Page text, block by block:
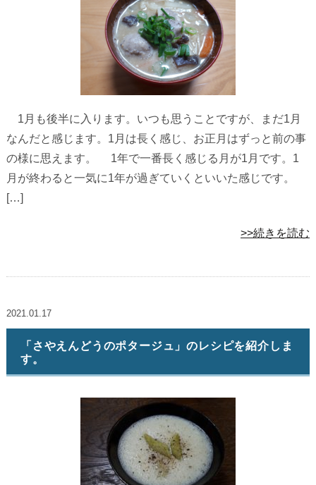
1月も後半に入ります。いつも思うことですが、まだ1月
なんだと感じます。1月は長く感じ、お正月はずっと前の事
の様に思えます。 1年で一番長く感じる月が1月です。1
月が終わると一気に1年が過ぎていくといいた感じです。
[…]
>>続きを読む
2021.01.17
「さやえんどうのポタージュ」のレシピを紹介しま
す。